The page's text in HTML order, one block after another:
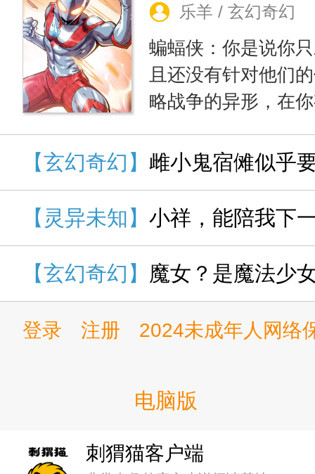
乐羊 / 玄幻奇幻
蝙蝠侠：你是说你
且还没有针对他们
略战争的异形，在
复的念头都没有？
群里缓缓打出一个
【玄幻奇幻】 雌小鬼宿傩似乎
【灵异未知】 小祥，能陪我下
【玄幻奇幻】 魔女？是魔法少
登录 注册 2024未成年人网络
电脑版
刺猬猫客户端